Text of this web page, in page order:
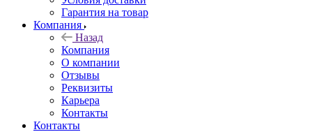
Гарантия на товар
Компания
Назад
Компания
О компании
Отзывы
Реквизиты
Карьера
Контакты
Контакты